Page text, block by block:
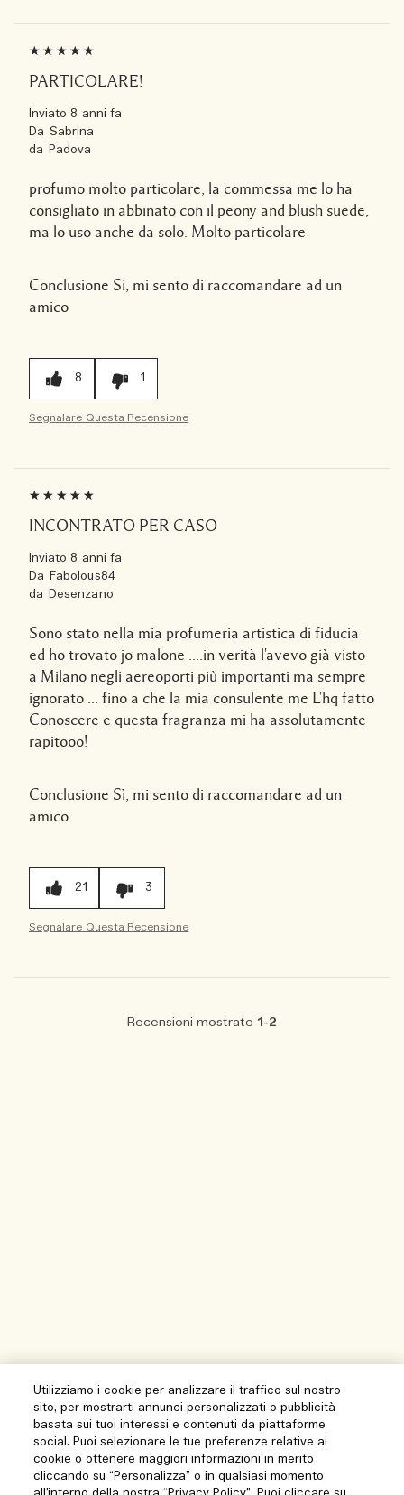
PARTICOLARE!
Inviato8 anni fa
Da Sabrina
da Padova
profumo molto particolare, la commessa me lo ha
consigliato in abbinato con il peony and blush suede,
ma lo uso anche da solo. Molto particolare
Conclusione Sì, mi sento di raccomandare ad un
amico
8 1
Segnalare Questa Recensione
INCONTRATO PER CASO
Inviato8 anni fa
Da Fabolous84
da Desenzano
Sono stato nella mia profumeria artistica di fiducia
ed ho trovato jo malone ....in verità l'avevo già visto
a Milano negli aereoporti più importanti ma sempre
ignorato ... fino a che la mia consulente me L'hq fatto
Conoscere e questa fragranza mi ha assolutamente
rapitooo!
Conclusione Sì, mi sento di raccomandare ad un
amico
21 3
Segnalare Questa Recensione
Recensioni mostrate 1-2
Utilizziamo i cookie per analizzare il traffico sul nostro
sito, per mostrarti annunci personalizzati o pubblicità
basata sui tuoi interessi e contenuti da piattaforme
social. Puoi selezionare le tue preferenze relative ai
cookie o ottenere maggiori informazioni in merito
cliccando su “Personalizza” o in qualsiasi momento